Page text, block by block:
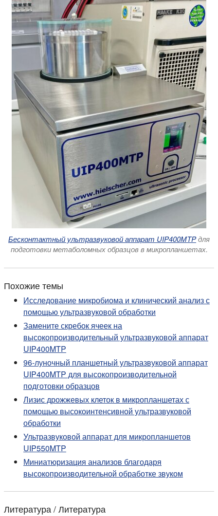
Бесконтактный ультразвуковой аппарат UIP400MTPдля
подготовки метаболомных образцов в микропланшетах.
Похожие темы
Исследование микробиома и клинический анализ с
помощью ультразвуковой обработки
Замените скребок ячеек на
высокопроизводительный ультразвуковой аппарат
UIP400MTP
96-луночный планшетный ультразвуковой аппарат
UIP400MTP для высокопроизводительной
подготовки образцов
Лизис дрожжевых клеток в микропланшетах с
помощью высокоинтенсивной ультразвуковой
обработки
Ультразвуковой аппарат для микропланшетов
UIP550MTP
Миниатюризация анализов благодаря
высокопроизводительной обработке звуком
Литература / Литература